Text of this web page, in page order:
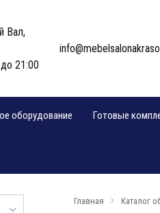
Вал,
21:00
оборудование Готовые
Главная Каталог